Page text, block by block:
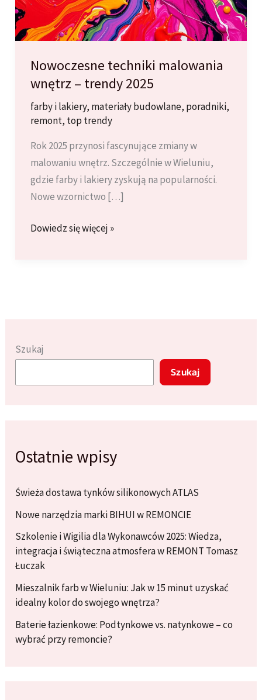
Nowoczesne techniki malowania
wnętrz – trendy 2025
farby i lakiery, materiały budowlane, poradniki,
remont, top trendy
Rok 2025 przynosi fascynujące zmiany w
malowaniu wnętrz. Szczególnie w Wieluniu,
gdzie farby i lakiery zyskują na popularności.
Nowe wzornictwo […]
Nowoczesne
Dowiedz się więcej »
Szukaj
Szukaj
Ostatnie wpisy
Świeża dostawa tynków silikonowych ATLAS
Nowe narzędzia marki BIHUI w REMONCIE
Szkolenie i Wigilia dla Wykonawców 2025: Wiedza,
integracja i świąteczna atmosfera w REMONT Tomasz
Łuczak
Mieszalnik farb w Wieluniu: Jak w 15 minut uzyskać
idealny kolor do swojego wnętrza?
Baterie łazienkowe: Podtynkowe vs. natynkowe – co
wybrać przy remoncie?